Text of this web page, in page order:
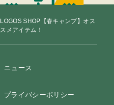
LOGOS SHOP【春キャンプ】オス
スメアイテム！
ニュース
プライバシーポリシー